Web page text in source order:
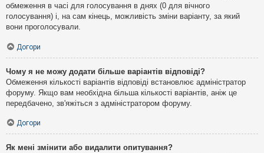
обмеження в часі для голосування в днях (0 для вічного
голосування) і, на сам кінець, можливість зміни варіанту, за який
вони проголосували.
Догори
Чому я не можу додати більше варіантів відповіді?
Обмеження кількості варіантів відповіді встановлює адміністратор
форуму. Якщо вам необхідна більша кількості варіантів, аніж це
передбачено, зв'яжіться з адміністратором форуму.
Догори
Як мені змінити або видалити опитування?